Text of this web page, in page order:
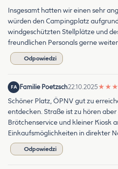
Insgesamt hatten wir einen sehr
würden den Campingplatz
windgeschützten Stellplätze und
freundlichen Personals gerne
Odpowiedzi
FA Familie Poetzsch22.10.2025★ ★ ★
Schöner Platz, ÖPNV gut zu
entdecken. Straße ist zu hören
Brötchenservice und kleiner Kiosk
Einkaufsmöglichkeiten in direkter
Odpowiedzi